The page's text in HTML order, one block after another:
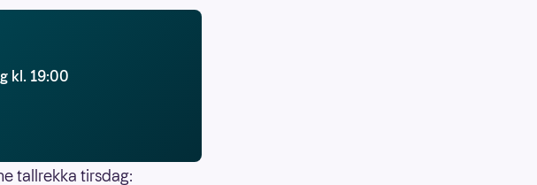
kl. 19:00
tallrekka tirsdag: